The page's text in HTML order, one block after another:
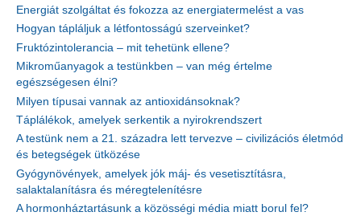
Energiát szolgáltat és fokozza az energiatermelést a vas
Hogyan tápláljuk a létfontosságú szerveinket?
Fruktózintolerancia – mit tehetünk ellene?
Mikroműanyagok a testünkben – van még értelme
egészségesen élni?
Milyen típusai vannak az antioxidánsoknak?
Táplálékok, amelyek serkentik a nyirokrendszert
A testünk nem a 21. századra lett tervezve – civilizációs életmód
és betegségek ütközése
Gyógynövények, amelyek jók máj- és vesetisztításra,
salaktalanításra és méregtelenítésre
A hormonháztartásunk a közösségi média miatt borul fel?